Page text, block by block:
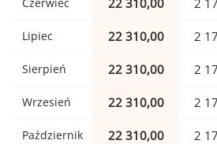
22 310,00 2
Lipiec 22 310,00 2
Sierpień 22 310,00 2
Wrzesień 22 310,00 2
Październik 22 310,00 2